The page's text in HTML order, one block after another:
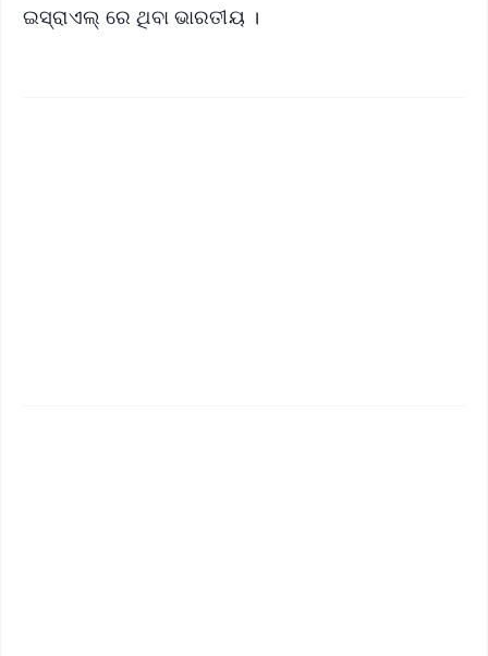
ଇସ୍ରାଏଲ୍ ରେ ଥିବା ଭାରତୀୟ ।